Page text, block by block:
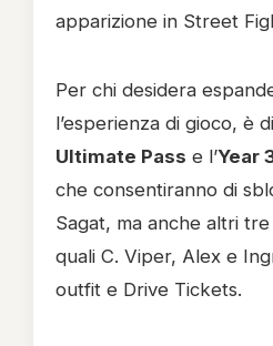
apparizione in Street
Per chi desidera
l’esperienza di gioco, è
Ultimate Pass e l’Year
che consentiranno di
Sagat, ma anche altri
quali C. Viper, Alex e
outfit e Drive Tickets.